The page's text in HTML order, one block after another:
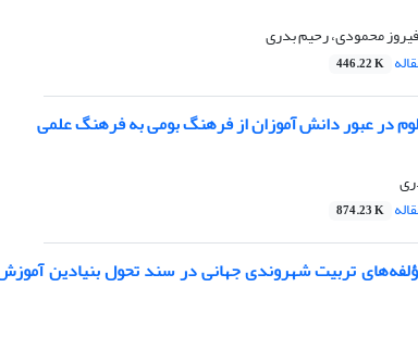
محمودی، رحیم بدری
446.22 K
در عبور دانش آموزان از فرهنگ بومی به فرهنگ علمی
874.23 K
تربیت شهروندی جهانی در سند تحول بنیادین